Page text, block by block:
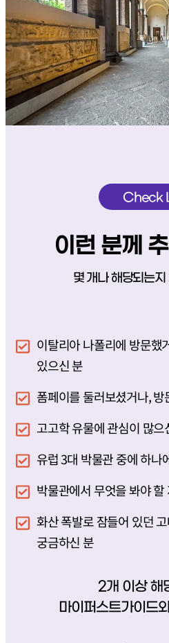
Check
이런 분께
몇 개나 해당되는
이탈리아 나폴리에 방문했
있으신 분
폼페이를 둘러보셨거나,
고고학 유물에 관심이 많으
유럽 3대 박물관 중에 하나
박물관에서 무엇을 봐야 할
화산 폭발로 잠들어 있던
궁금하신 분
2개 이상 해
마이퍼스트가이드